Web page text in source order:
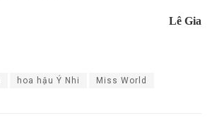
Lê Gia
hoa hậu Ý Nhi Miss World